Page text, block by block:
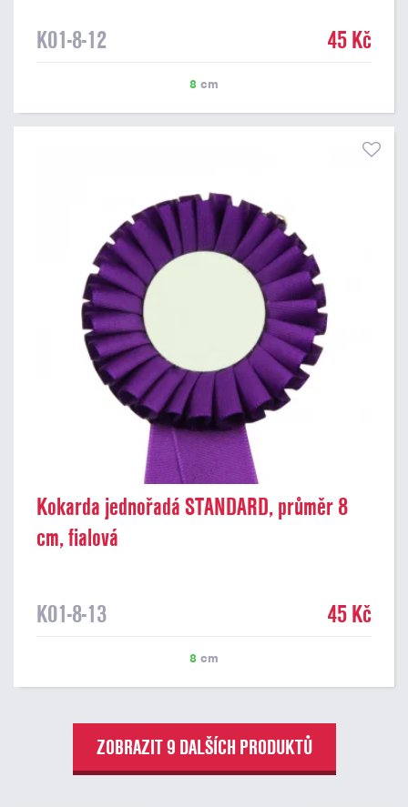
K01-8-12 45 Kč
8 cm
Kokarda jednořadá STANDARD, průměr 8
cm, fialová
K01-8-13 45 Kč
8 cm
ZOBRAZIT 9 DALŠÍCH PRODUKTŮ